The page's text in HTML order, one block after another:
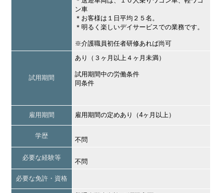
ン車
＊お客様は１日平均２５名。
＊明るく楽しいデイサービスでの業務です。
※介護職員初任者研修あれば尚可
試用期間
あり（３ヶ月以上４ヶ月未満）
試用期間中の労働条件
同条件
雇用期間 雇用期間の定めあり（4ヶ月以上）
学歴
不問
必要な経験等
不問
必要な免許・資格